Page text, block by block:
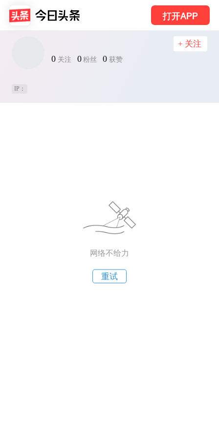
打开APP
0 关注 0 粉丝 0 获赞
+ 关注
IP：
网络不给力
重试